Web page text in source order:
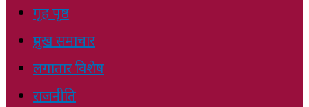
गृह पृष्ठ
प्रमुख समाचार
लगातार विशेष
राजनीति